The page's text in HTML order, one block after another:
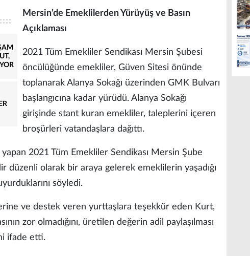
Mersin’de Emeklilerden Yürüyüş ve Basın
Açıklaması
2021 Tüm Emekliler Sendikası Mersin Şubesi
öncülüğünde emekliler, Güven Sitesi önünde
toplanarak Alanya Sokağı üzerinden GMK Bulvarı
başlangıcına kadar yürüdü. Alanya Sokağı
girişinde stant kuran emekliler, taleplerini içeren
broşürleri vatandaşlara dağıttı.
yapan 2021 Tüm Emekliler Sendikası Mersin Şube
düzenli olarak bir araya gelerek emeklilerin yaşadığı
söyledi.
ve destek veren yurttaşlara teşekkür eden Kurt,
zor olmadığını, üretilen değerin adil paylaşılması
ifade etti.